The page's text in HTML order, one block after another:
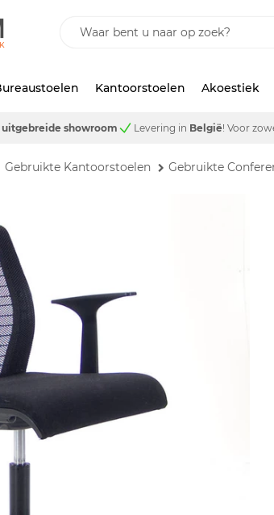
Kantoorstoelen Akoestiek
uitgebreide showroom Levering in België! Voor
Gebruikte Kantoorstoelen Gebruikte